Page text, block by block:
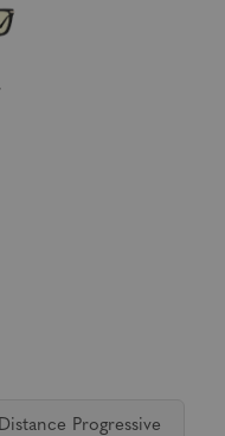
Distance Progressive